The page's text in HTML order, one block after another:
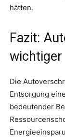
hätten.
Fazit:
Die
Entsorgung
bedeutender